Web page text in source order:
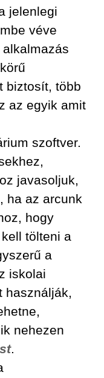
jelenlegi
véve
biztosít, több
az egyik amit
szoftver.
javasoljuk,
ha az arcunk
hogy
tölteni a
a
iskolai
használják,
nehezen
.